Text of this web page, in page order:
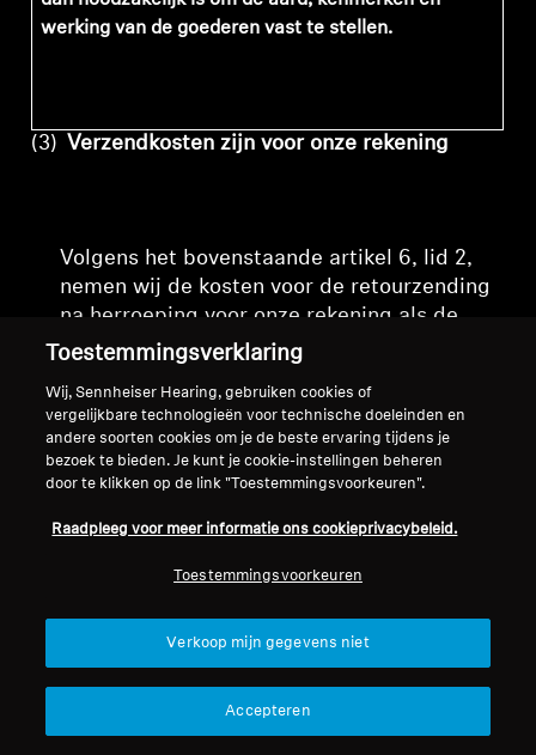
werking van de goederen vast te stellen.
(3) Verzendkosten zijn voor onze rekening
Volgens het bovenstaande artikel 6, lid 2,
nemen wij de kosten voor de retourzending
na herroeping voor onze rekening als de
klant het gratis retourlabel gebruikt. De
via ons retourportaal.
(4) Geen herroepingsrecht
Let op: het wettelijke herroepingsrecht is
bijzonder is het herroepingsrecht niet van
de levering van goederen die niet
Toestemmingsverklaring
Wij, Sennheiser Hearing, gebruiken cookies of
vergelijkbare technologieën voor technische doeleinden en
andere soorten cookies om je de beste ervaring tijdens je
bezoek te bieden. Je kunt je cookie-instellingen beheren
door te klikken op de link "Toestemmingsvoorkeuren".
Raadpleeg voor meer informatie ons cookieprivacybeleid.
Toestemmingsvoorkeuren
Verkoop mijn gegevens niet
Accepteren